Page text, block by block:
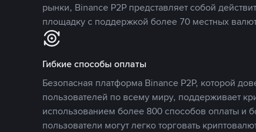
рынки, Binance P2P представляет собой
площадку с поддержкой более 70 местных
Гибкие способы оплаты
Безопасная платформа Binance P2P, которой
пользователей по всему миру, поддерживает
использованием более 800 способов оплаты и
пользователи могут легко торговать